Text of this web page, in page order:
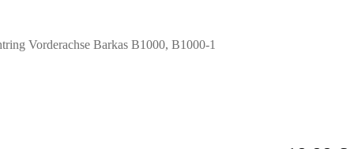
Vorderachse Barkas B1000, B1000-1